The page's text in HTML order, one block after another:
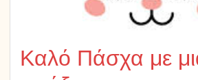
Καλό Πάσχα με